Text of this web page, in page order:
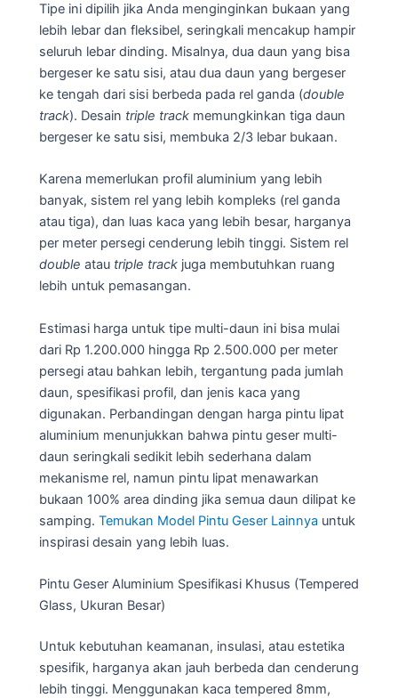
Tipe ini dipilih jika Anda menginginkan bukaan yang
lebih lebar dan fleksibel, seringkali mencakup hampir
seluruh lebar dinding. Misalnya, dua daun yang bisa
bergeser ke satu sisi, atau dua daun yang bergeser
ke tengah dari sisi berbeda pada rel ganda (double
track). Desain triple track memungkinkan tiga daun
bergeser ke satu sisi, membuka 2/3 lebar bukaan.
Karena memerlukan profil aluminium yang lebih
banyak, sistem rel yang lebih kompleks (rel ganda
atau tiga), dan luas kaca yang lebih besar, harganya
per meter persegi cenderung lebih tinggi. Sistem rel
double atau triple track juga membutuhkan ruang
lebih untuk pemasangan.
Estimasi harga untuk tipe multi-daun ini bisa mulai
dari Rp 1.200.000 hingga Rp 2.500.000 per meter
persegi atau bahkan lebih, tergantung pada jumlah
daun, spesifikasi profil, dan jenis kaca yang
digunakan. Perbandingan dengan harga pintu lipat
aluminium menunjukkan bahwa pintu geser multi-
daun seringkali sedikit lebih sederhana dalam
mekanisme rel, namun pintu lipat menawarkan
bukaan 100% area dinding jika semua daun dilipat ke
samping. Temukan Model Pintu Geser Lainnya untuk
inspirasi desain yang lebih luas.
Pintu Geser Aluminium Spesifikasi Khusus (Tempered
Glass, Ukuran Besar)
Untuk kebutuhan keamanan, insulasi, atau estetika
spesifik, harganya akan jauh berbeda dan cenderung
lebih tinggi. Menggunakan kaca tempered 8mm,